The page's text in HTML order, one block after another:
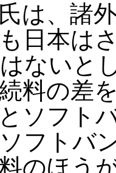
は、諸
日本は
ないと
料の差
とソフト
フトバ
のほう